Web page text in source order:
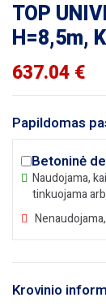
TOP
H=8,5m,
637.04 €
Papildomas
Betoninė
Naudojama,
tinkuojama
Krovinio